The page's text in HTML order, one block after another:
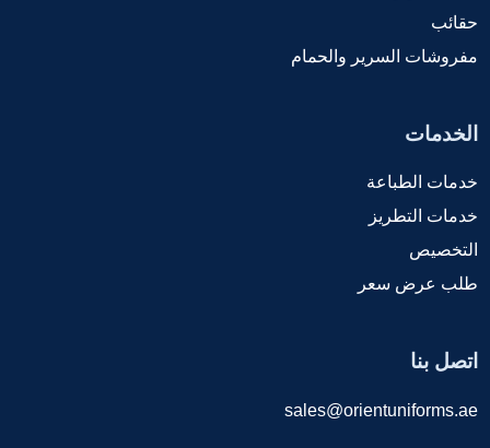
حقائب
مفروشات السرير والحمام
الخدمات
خدمات الطباعة
خدمات التطريز
التخصيص
طلب عرض سعر
اتصل بنا
sales@orientuniforms.ae